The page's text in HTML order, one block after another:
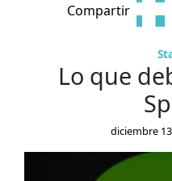
Compartir
Lo que
diciembre